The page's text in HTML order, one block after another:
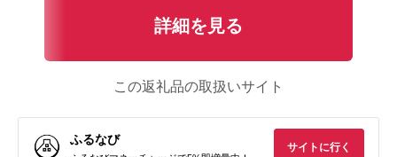
詳細を見る
この返礼品の取扱いサイト
ふるなび
サイトに行く